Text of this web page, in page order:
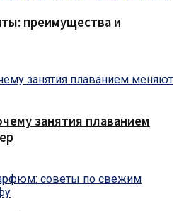
преимущества и
занятия плаванием